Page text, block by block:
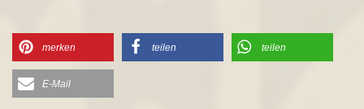
About
merken teilen teilen
E-Mail